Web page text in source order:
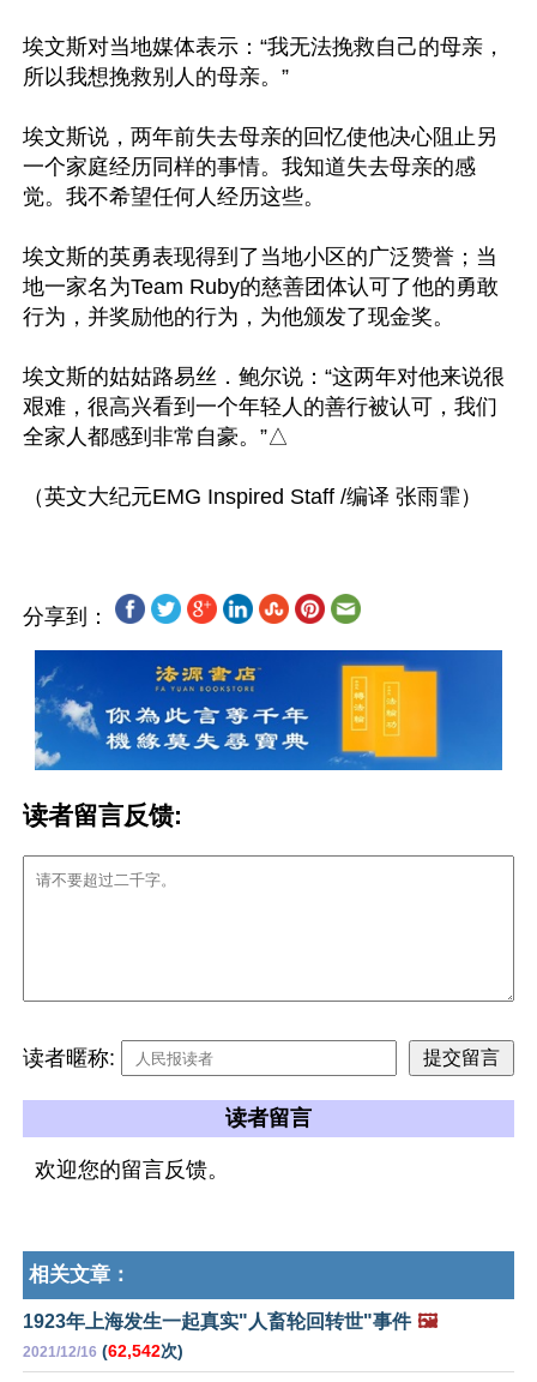
埃文斯对当地媒体表示：“我无法挽救自己的母亲，
所以我想挽救别人的母亲。”
埃文斯说，两年前失去母亲的回忆使他决心阻止另
一个家庭经历同样的事情。我知道失去母亲的感
觉。我不希望任何人经历这些。
埃文斯的英勇表现得到了当地小区的广泛赞誉；当
地一家名为Team Ruby的慈善团体认可了他的勇敢
行为，并奖励他的行为，为他颁发了现金奖。
埃文斯的姑姑路易丝．鲍尔说：“这两年对他来说很
艰难，很高兴看到一个年轻人的善行被认可，我们
全家人都感到非常自豪。”△
分享到：
读者留言反馈:
读者暱称:
读者留言
欢迎您的留言反馈。
相关文章：
1923年上海发生一起真实"人畜轮回转世"事件 🖼️
2021/12/16 (62,542次)